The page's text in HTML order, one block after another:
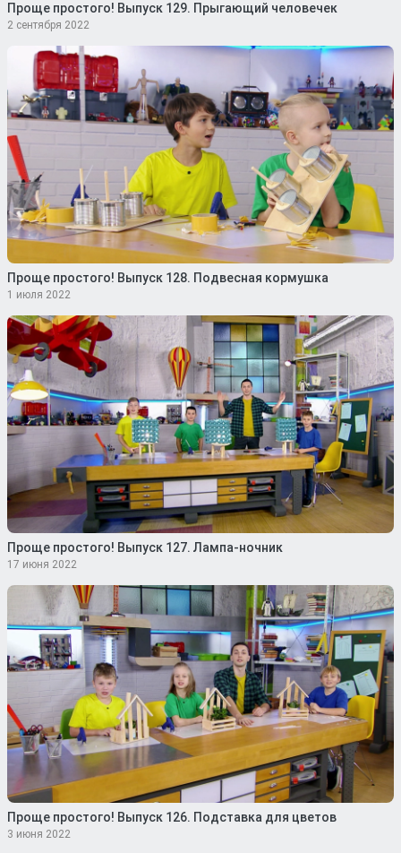
Проще простого! Выпуск 129. Прыгающий человечек
2 сентября 2022
Проще простого! Выпуск 128. Подвесная кормушка
1 июля 2022
Проще простого! Выпуск 127. Лампа-ночник
17 июня 2022
Проще простого! Выпуск 126. Подставка для цветов
3 июня 2022